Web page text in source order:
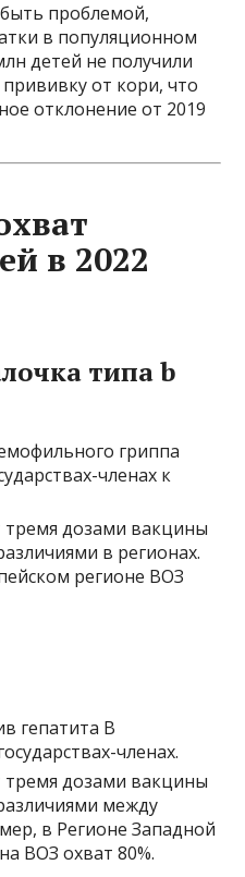
проблемой,
в популяционном
детей не получили
от кори, что
отклонение от 2019
в 2022
типа b
гриппа
членах к
тремя дозами вакцины
в регионах.
регионе ВОЗ
гепатита B
членах.
тремя дозами вакцины
между
в Регионе Западной
ВОЗ охват 80%.